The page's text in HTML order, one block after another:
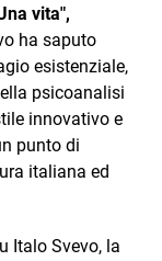
vita",
ha saputo
esistenziale,
psicoanalisi
innovativo e
punto di
italiana ed
Italo Svevo, la